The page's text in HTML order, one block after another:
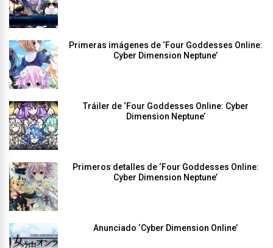
Primeras imágenes de ‘Four Goddesses Online:
Cyber Dimension Neptune’
Tráiler de ‘Four Goddesses Online: Cyber
Dimension Neptune’
Primeros detalles de ‘Four Goddesses Online:
Cyber Dimension Neptune’
Anunciado ‘Cyber Dimension Online’